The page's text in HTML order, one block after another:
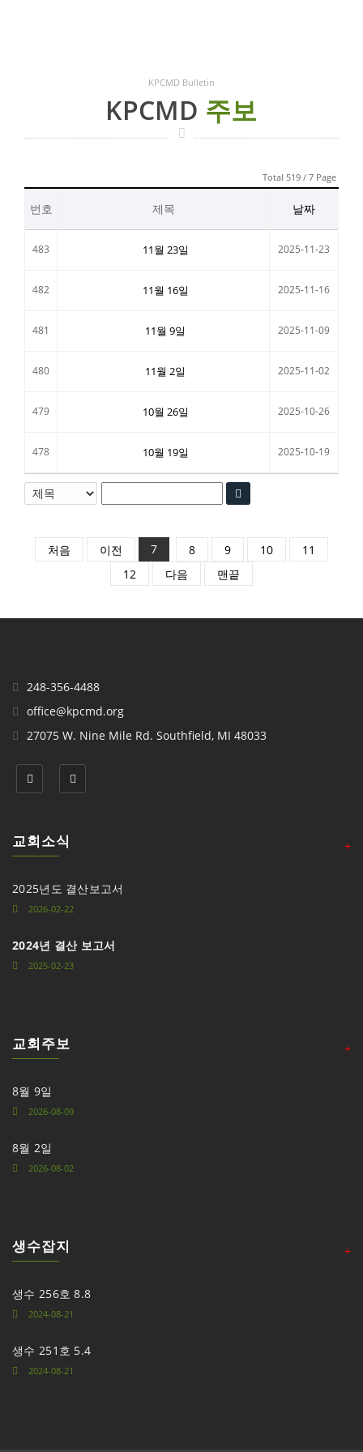
KPCMD Bulletin
KPCMD 주보
Total 519 / 7 Page
번호 제목 날짜
483 11월 23일 2025-11-23
482 11월 16일 2025-11-16
481 11월 9일 2025-11-09
480 11월 2일 2025-11-02
479 10월 26일 2025-10-26
478 10월 19일 2025-10-19
처음 이전 7 8 9 10
11
12
다음 맨끝
248-356-4488
office@kpcmd.org
27075 W. Nine Mile Rd. Southfield, MI 48033
교회소식 +
2025년도 결산보고서
2026-02-22
2024년 결산 보고서
2025-02-23
교회주보 +
8월 9일
2026-08-09
8월 2일
2026-08-02
생수잡지 +
생수 256호 8.8
2024-08-21
생수 251호 5.4
2024-08-21